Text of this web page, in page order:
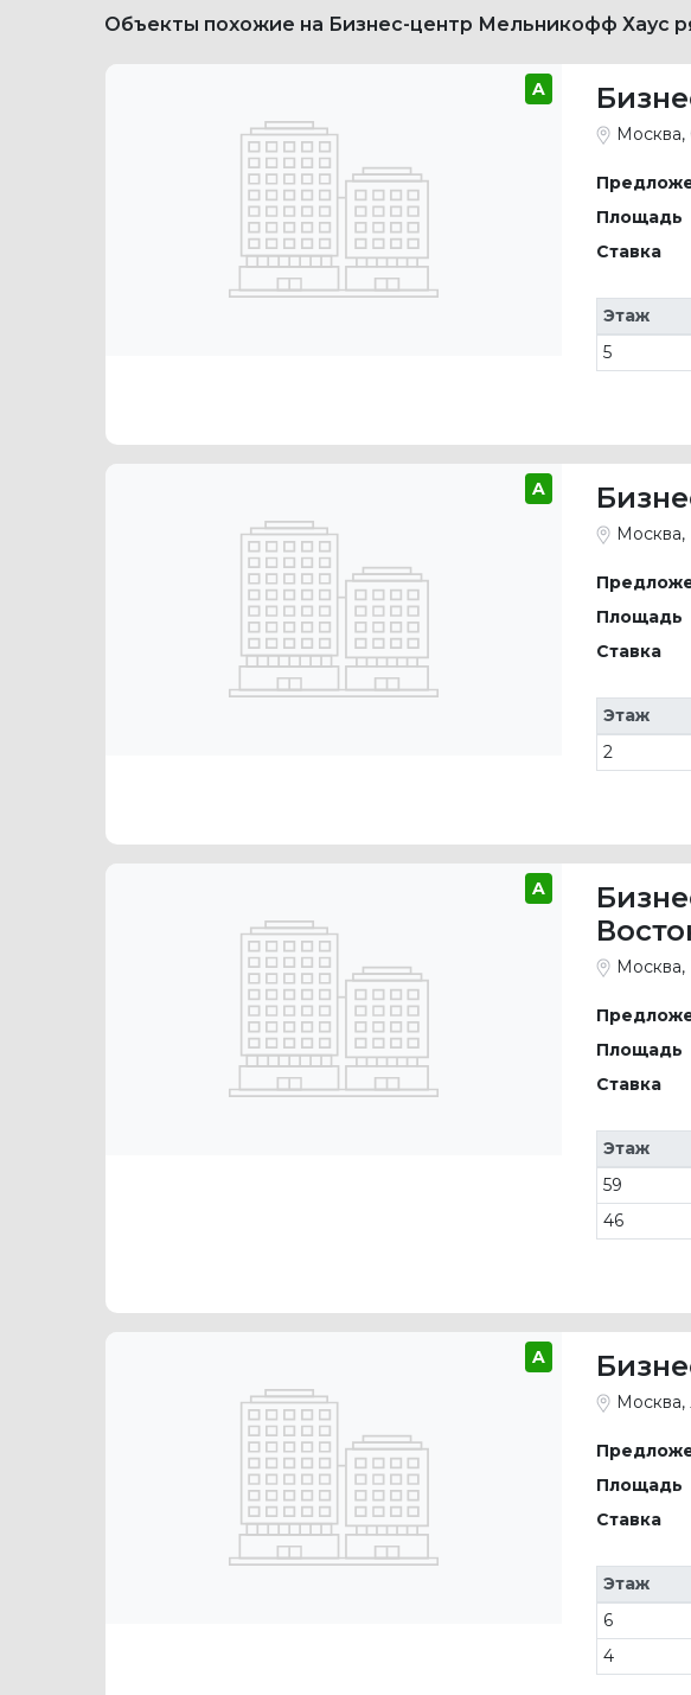
Объекты похожие на Бизнес-центр Мельникофф Хаус
A
Москва,
Площадь
Ставка
Этаж
5
A
Москва,
Площадь
Ставка
Этаж
2
A
Москва,
Площадь
Ставка
Этаж
59
46
A
Москва,
Площадь
Ставка
Этаж
6
4